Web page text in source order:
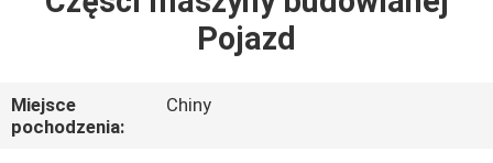
VR
Pojazd
Miejsce
pochodzenia:
Chiny